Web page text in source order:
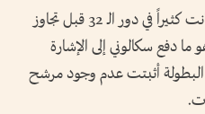
وكانت الأرجنتين، حاملة اللقب، عانت كثيراً في دور الـ 32 قبل تجاوز
وهو ما دفع سكالوني إلى الإشارة
البطولة أثبتت عدم وجود مرشح